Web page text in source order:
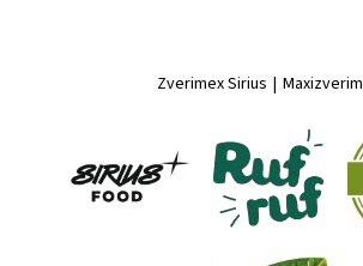
Zverimex Sirius |